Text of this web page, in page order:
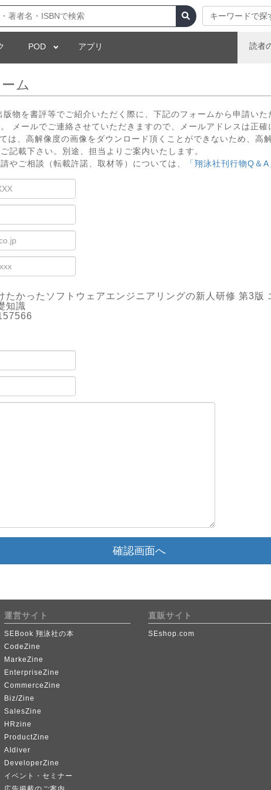
キーワードで探
POD アプリ 読者
ム
物を書評等でご紹介いただく際に、下記のフォームから申請い
メールでご連絡させていただきますので、メールアドレスは正確
、高解像度の画像をダウンロード頂くことができないため、高
記載下さい。別途、担当よりご案内いたします。
やご相談（転載許諾、取材等）については、
「翔泳社刊行物Q＆A
たかったソフトウェアエンジニアリングの新人研修 第3版
知識
確認画面へ
運営サイト
SEBook 翔泳社の本
CodeZine
MarkeZine
EnterpriseZine
CommerceZine
Biz/Zine
SalesZine
HRzine
ProductZine
AIdiver
DeveloperZine
イベント・セミナー
直販サイト
SEshop.com